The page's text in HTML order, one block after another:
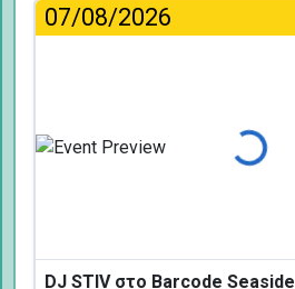
07/08/2026
Φόρτωση...
DJ STIV στο Barcode Seaside